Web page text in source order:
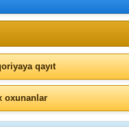
qayıt
oxunanlar